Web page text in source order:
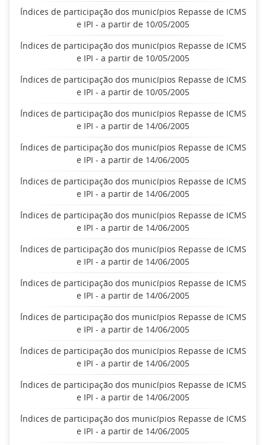
Índices de participação dos municípios Repasse de ICMS
e IPI - a partir de 10/05/2005
Índices de participação dos municípios Repasse de ICMS
e IPI - a partir de 10/05/2005
Índices de participação dos municípios Repasse de ICMS
e IPI - a partir de 10/05/2005
Índices de participação dos municípios Repasse de ICMS
e IPI - a partir de 14/06/2005
Índices de participação dos municípios Repasse de ICMS
e IPI - a partir de 14/06/2005
Índices de participação dos municípios Repasse de ICMS
e IPI - a partir de 14/06/2005
Índices de participação dos municípios Repasse de ICMS
e IPI - a partir de 14/06/2005
Índices de participação dos municípios Repasse de ICMS
e IPI - a partir de 14/06/2005
Índices de participação dos municípios Repasse de ICMS
e IPI - a partir de 14/06/2005
Índices de participação dos municípios Repasse de ICMS
e IPI - a partir de 14/06/2005
Índices de participação dos municípios Repasse de ICMS
e IPI - a partir de 14/06/2005
Índices de participação dos municípios Repasse de ICMS
e IPI - a partir de 14/06/2005
Índices de participação dos municípios Repasse de ICMS
e IPI - a partir de 14/06/2005